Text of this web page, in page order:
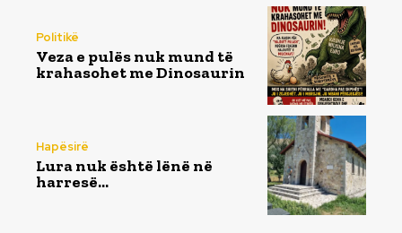
Politikë
Veza e pulës nuk mund të
krahasohet me Dinosaurin
Hapësirë
Lura nuk është lënë në
harresë…